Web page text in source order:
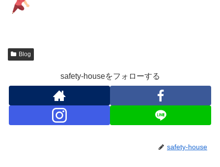
Blog
safety-houseをフォローする
safety-house